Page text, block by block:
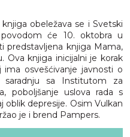
obeležava se i Svetski
će 10. oktobra u
predstavljena knjiga Mama,
Ova knjiga inicijalni je korak
osvešćivanje javnosti o
saradnju sa Institutom za
poboljšanje uslova rada s
depresije. Osim Vulkan
je i brend Pampers.